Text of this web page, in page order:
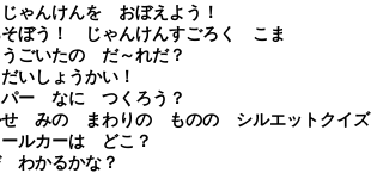
ゃんけんを おぼえよう！
ぼう！ じゃんけんすごろく こま
ごいたの だ～れだ？
いしょうかい！
ー なに つくろう？
せ みの まわりの ものの シルエットクイズ
ルカーは どこ？
わかるかな？